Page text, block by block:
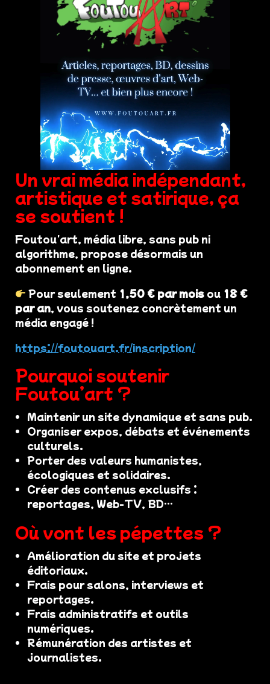
Un vrai média indépendant,
artistique et satirique, ça
se soutient !
Foutou'art, média libre, sans pub ni
algorithme, propose désormais un
abonnement en ligne.
Pour seulement 1,50 € par mois ou 18 €
par an, vous soutenez concrètement un
média engagé !
https://foutouart.fr/inscription/
Pourquoi soutenir
Foutou’art ?
Maintenir un site dynamique et sans pub.
Organiser expos, débats et événements
culturels.
Porter des valeurs humanistes,
écologiques et solidaires.
Créer des contenus exclusifs :
reportages, Web-TV, BD…
Où vont les pépettes ?
Amélioration du site et projets
éditoriaux.
Frais pour salons, interviews et
reportages.
Frais administratifs et outils
numériques.
Rémunération des artistes et
journalistes.